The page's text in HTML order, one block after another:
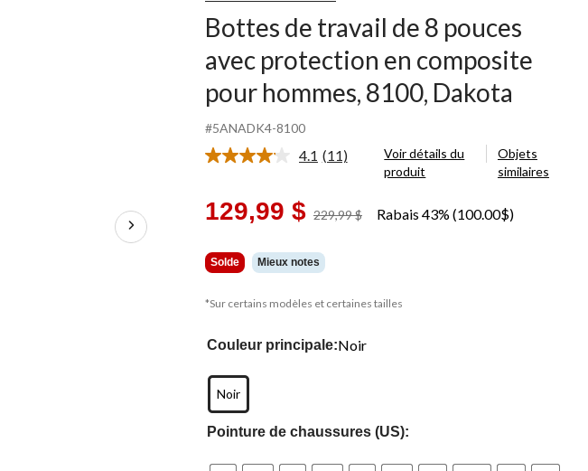
Bottes de travail de 8 pouces
avec protection en composite
pour hommes, 8100, Dakota
#5ANADK4-8100
4.1 Lire
Lien
(11)
Voir détails du
produit
Objets
similaires
129,99 $ 229,99 $
prixRabais 43% (100.00$)
Solde Mieux notes
*Sur certains modèles et certaines tailles
Couleur principale:Noir
Noir
Pointure de chaussures (US):